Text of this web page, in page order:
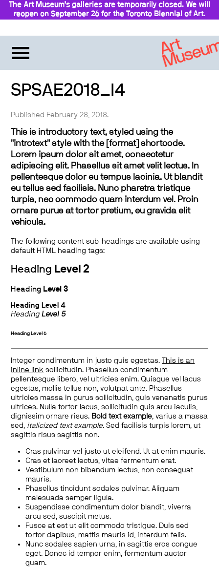
The Art Museum’s galleries are temporarily closed. We will
reopen on September 26 for the Toronto Biennial of Art.
SPSAE2018_l4
Published February 28, 2018.
This is introductory text, styled using the
"introtext" style with the [format] shortcode.
Lorem ipsum dolor sit amet, consectetur
adipiscing elit. Phasellus sit amet velit lectus. In
pellentesque dolor eu tempus lacinia. Ut blandit
eu tellus sed facilisis. Nunc pharetra tristique
turpis, nec commodo quam interdum vel. Proin
ornare purus at tortor pretium, eu gravida elit
vehicula.
The following content sub-headings are available using
default HTML heading tags:
Heading Level 2
Heading Level 3
Heading Level 4
HeadingLevel 5
Heading Level 6
Integer condimentum in justo quis egestas.
This is an
inline link sollicitudin. Phasellus condimentum
pellentesque libero, vel ultricies enim. Quisque vel lacus
egestas, mollis tellus non, volutpat ante. Phasellus
ultricies massa in purus sollicitudin, quis venenatis purus
ultrices. Nulla tortor lacus, sollicitudin quis arcu iaculis,
dignissim ornare risus. Bold text example, varius a massa
sed, italicized text example. Sed facilisis turpis lorem, ut
sagittis risus sagittis non.
Cras pulvinar vel justo ut eleifend. Ut at enim mauris.
Cras et laoreet lectus, vitae fermentum erat.
Vestibulum non bibendum lectus, non consequat
mauris.
Phasellus tincidunt sodales pulvinar. Aliquam
malesuada semper ligula.
Suspendisse condimentum dolor blandit, viverra
arcu sed, suscipit metus.
Fusce at est ut elit commodo tristique. Duis sed
tortor dapibus, mattis mauris id, interdum felis.
Nunc sodales sapien urna, in sagittis eros congue
eget. Donec id tempor enim, fermentum auctor
quam.